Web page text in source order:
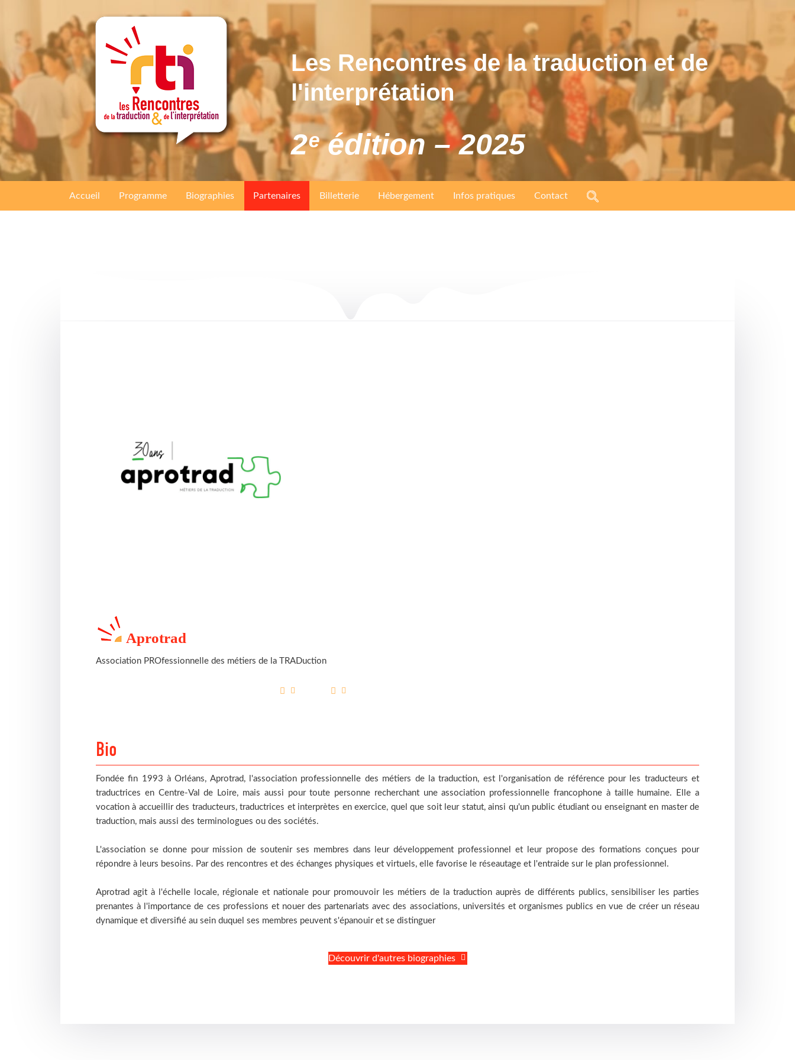
Les Rencontres de la traduction et de
l'interprétation
2ᵉ édition – 2025
Accueil Programme Biographies Partenaires Billetterie Hébergement Infos pratiques Contact
Aprotrad
Association PROfessionnelle des métiers de la TRADuction
Bio
Fondée fin 1993 à Orléans, Aprotrad, l'association professionnelle des métiers de la traduction, est l'organisation de référence pour les traducteurs et
traductrices en Centre-Val de Loire, mais aussi pour toute personne recherchant une association professionnelle francophone à taille humaine. Elle a
vocation à accueillir des traducteurs, traductrices et interprètes en exercice, quel que soit leur statut, ainsi qu'un public étudiant ou enseignant en master de
traduction, mais aussi des terminologues ou des sociétés.
L'association se donne pour mission de soutenir ses membres dans leur développement professionnel et leur propose des formations conçues pour
répondre à leurs besoins. Par des rencontres et des échanges physiques et virtuels, elle favorise le réseautage et l'entraide sur le plan professionnel.
Aprotrad agit à l'échelle locale, régionale et nationale pour promouvoir les métiers de la traduction auprès de différents publics, sensibiliser les parties
prenantes à l'importance de ces professions et nouer des partenariats avec des associations, universités et organismes publics en vue de créer un réseau
dynamique et diversifié au sein duquel ses membres peuvent s'épanouir et se distinguer
Découvrir d'autres biographies